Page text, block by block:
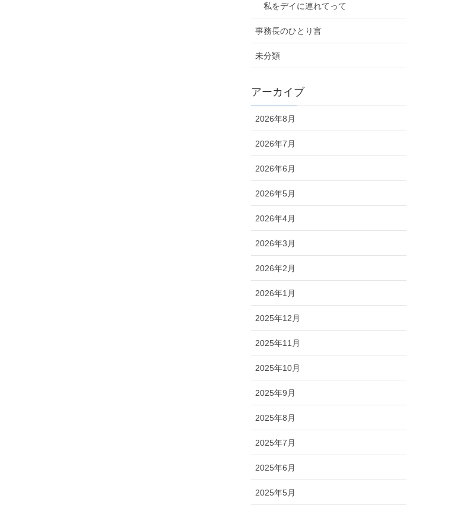
私をデイに連れてって
事務長のひとり言
未分類
アーカイブ
2026年8月
2026年7月
2026年6月
2026年5月
2026年4月
2026年3月
2026年2月
2026年1月
2025年12月
2025年11月
2025年10月
2025年9月
2025年8月
2025年7月
2025年6月
2025年5月